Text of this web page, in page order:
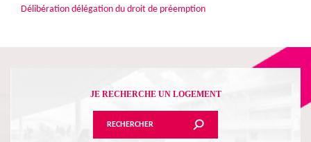
Délibération délégation du droit de préemption
JE RECHERCHE UN LOGEMENT
RECHERCHER